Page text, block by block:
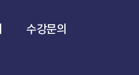
수강문의